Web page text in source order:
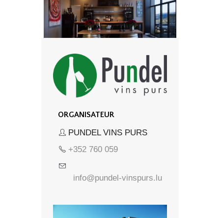
ORGANISATEUR
PUNDEL VINS PURS
+352 760 059
info@pundel-vinspurs.lu